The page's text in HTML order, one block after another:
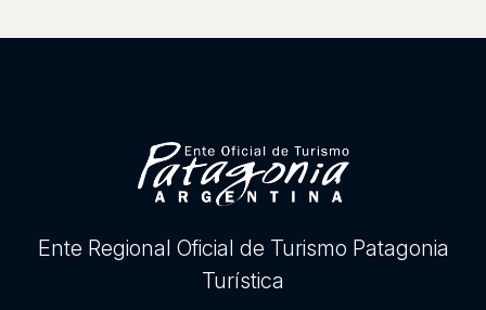
Ente Regional Oficial de Turismo Patagonia
Turística